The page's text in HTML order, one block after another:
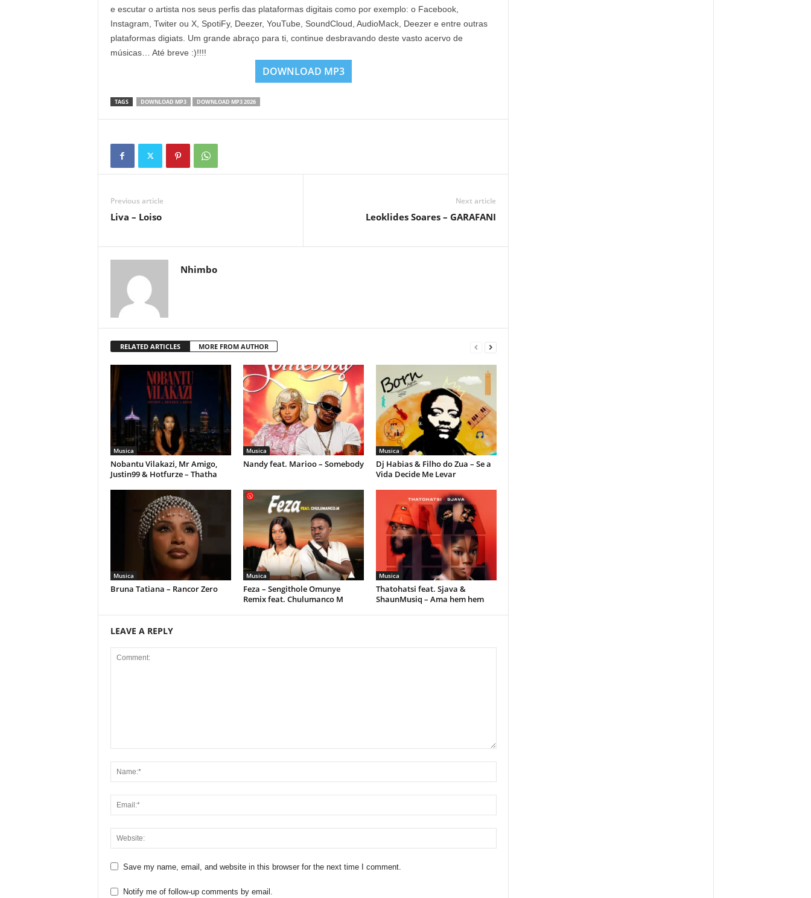
e escutar o artista nos seus perfis das plataformas digitais como por exemplo: o Facebook,
Instagram, Twiter ou X, SpotiFy, Deezer, YouTube, SoundCloud, AudioMack, Deezer e entre outras
plataformas digiats. Um grande abraço para ti, continue desbravando deste vasto acervo de
músicas… Até breve :)!!!!
DOWNLOAD MP3
TAGS DOWNLOAD MP3 DOWNLOAD MP3 2026
Previous article
Liva – Loiso
Next article
Leoklides Soares – GARAFANI
Nhimbo
RELATED ARTICLES MORE FROM AUTHOR
Musica
Nobantu Vilakazi, Mr Amigo,
Justin99 & Hotfurze – Thatha
Musica
Nandy feat. Marioo – Somebody
Musica
Dj Habias & Filho do Zua – Se a
Vida Decide Me Levar
Musica
Bruna Tatiana – Rancor Zero
Musica
Feza – Sengithole Omunye
Remix feat. Chulumanco M
Musica
Thatohatsi feat. Sjava &
ShaunMusiq – Ama hem hem
LEAVE A REPLY
Save my name, email, and website in this browser for the next time I comment.
Notify me of follow-up comments by email.